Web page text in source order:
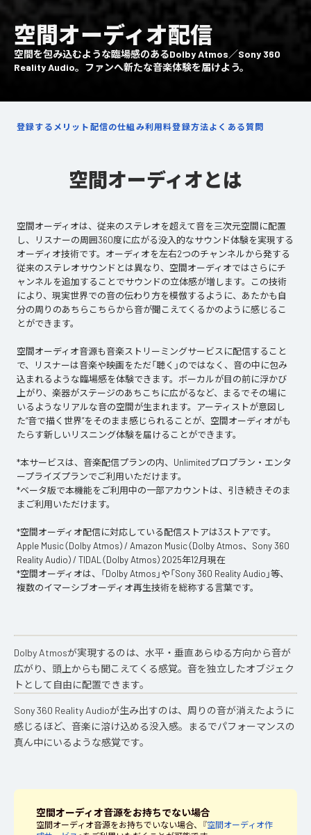
空間オーディオ配信
空間を包み込むような臨場感のあるDolby Atmos／Sony 360
Reality Audio。ファンへ新たな音楽体験を届けよう。
登録するメリット 配信の仕組み利用料登録方法よくある質問
空間オーディオとは
空間オーディオは、従来のステレオを超えて音を三次元空間に配置
し、リスナーの周囲360度に広がる没入的なサウンド体験を実現する
オーディオ技術です。オーディオを左右2つのチャンネルから発する
従来のステレオサウンドとは異なり、空間オーディオではさらにチ
ャンネルを追加することでサウンドの立体感が増します。この技術
により、現実世界での音の伝わり方を模倣するように、あたかも自
分の周りのあちらこちらから音が聞こえてくるかのように感じるこ
とができます。
空間オーディオ音源も音楽ストリーミングサービスに配信すること
で、リスナーは音楽や映画をただ「聴く」のではなく、音の中に包み
込まれるような臨場感を体験できます。ボーカルが目の前に浮かび
上がり、楽器がステージのあちこちに広がるなど、まるでその場に
いるようなリアルな音の空間が生まれます。アーティストが意図し
た“音で描く世界”をそのまま感じられることが、空間オーディオがも
たらす新しいリスニング体験を届けることができます。
*本サービスは、音楽配信プランの内、Unlimitedプロプラン・エンタ
ープライズプランでご利用いただけます。
*ベータ版で本機能をご利用中の一部アカウントは、引き続きそのま
まご利用いただけます。
*空間オーディオ配信に対応している配信ストアは3ストアです。
Apple Music（Dolby Atmos）/ Amazon Music（Dolby Atmos、Sony 360
Reality Audio）/ TIDAL（Dolby Atmos）2025年12月現在
*空間オーディオは、「Dolby Atmos」や「Sony 360 Reality Audio」等、
複数のイマーシブオーディオ再生技術を総称する言葉です。
Dolby Atmosが実現するのは、水平・垂直あらゆる方向から音が
広がり、頭上からも聞こえてくる感覚。音を独立したオブジェク
トとして自由に配置できます。
Sony 360 Reality Audioが生み出すのは、周りの音が消えたように
感じるほど、音楽に溶け込める没入感。まるでパフォーマンスの
真ん中にいるような感覚です。
空間オーディオ音源をお持ちでない場合
空間オーディオ音源をお持ちでいない場合、『空間オーディオ作